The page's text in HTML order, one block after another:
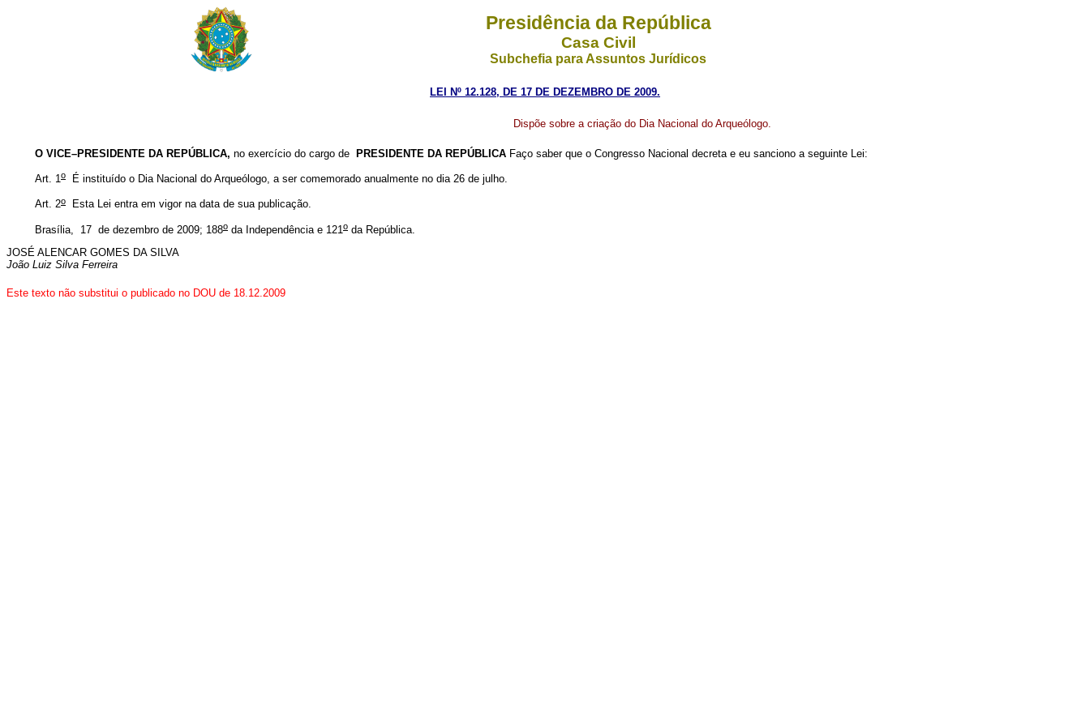
Presidência da República
Casa Civil
Subchefia para Assuntos Jurídicos
LEI Nº 12.128, DE 17 DE DEZEMBRO DE 2009.
Dispõe sobre a criação do Dia Nacional do Arqueólogo.
O VICE–PRESIDENTE DA REPÚBLICA, no exercício do cargo de PRESIDENTE DA REPÚBLICA Faço saber que o Congresso Nacional decreta e eu sanciono a seguinte Lei:
Art. 1o É instituído o Dia Nacional do Arqueólogo, a ser comemorado anualmente no dia 26 de julho.
Art. 2o Esta Lei entra em vigor na data de sua publicação.
Brasília, 17 de dezembro de 2009; 188o da Independência e 121o da República.
JOSÉ ALENCAR GOMES DA SILVA
João Luiz Silva Ferreira
Este texto não substitui o publicado no DOU de 18.12.2009